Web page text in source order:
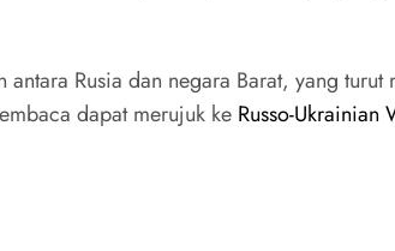
Rusia dan negara Barat, yang
dapat merujuk ke Russo-